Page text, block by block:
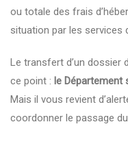
ou totale des frais
situation par les services
Le transfert d’un dossier
ce point : le Département
Mais il vous revient
coordonner le passage